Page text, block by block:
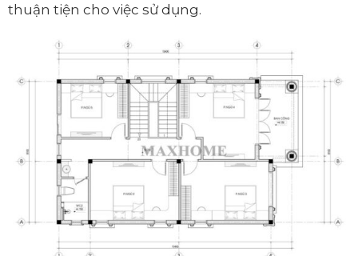
thuận tiện cho việc sử dụng.